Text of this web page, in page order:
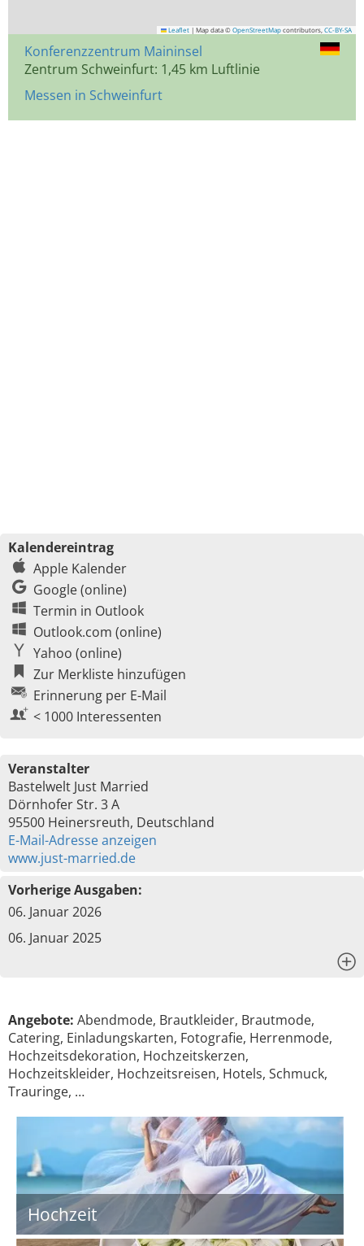
Leaflet | Map data © OpenStreetMap contributors, CC-BY-SA
Konferenzzentrum Maininsel
Zentrum Schweinfurt: 1,45 km Luftlinie
Messen in Schweinfurt
Kalendereintrag
Apple Kalender
Google (online)
Termin in Outlook
Outlook.com (online)
Yahoo (online)
Zur Merkliste hinzufügen
Erinnerung per E-Mail
< 1000 Interessenten
Veranstalter
Bastelwelt Just Married
Dörnhofer Str. 3 A
95500 Heinersreuth, Deutschland
E-Mail-Adresse anzeigen
www.just-married.de
Vorherige Ausgaben:
06. Januar 2026
06. Januar 2025
Angebote: Abendmode, Brautkleider, Brautmode,
Catering, Einladungskarten, Fotografie, Herrenmode,
Hochzeitsdekoration, Hochzeitskerzen,
Hochzeitskleider, Hochzeitsreisen, Hotels, Schmuck,
Trauringe, …
Hochzeit